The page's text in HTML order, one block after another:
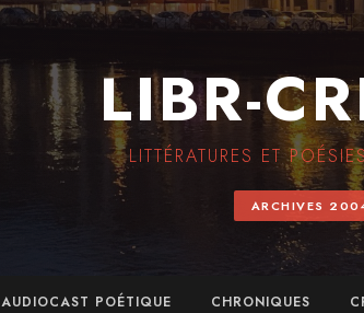
LIBR-
LITTÉRATURES ET
ARCHIVES
AUDIOCAST POÉTIQUE CHRONIQUES